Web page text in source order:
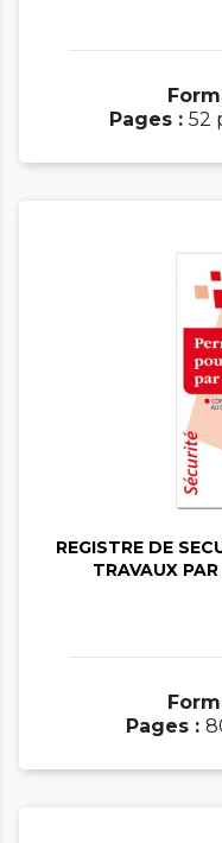
Pages : 52

REGISTRE DE
TRAVAUX
Pages :